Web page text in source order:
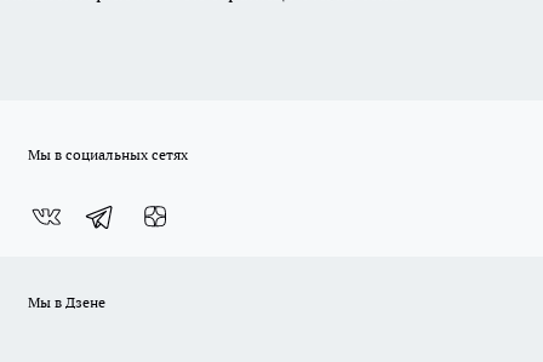
Мы в социальных сетях
Мы в Дзене